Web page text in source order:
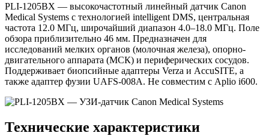
PLI-1205BX — высокочастотный линейный датчик Canon
Medical Systems с технологией intelligent DMS, центральная
частота 12.0 МГц, широчайший диапазон 4.0–18.0 МГц. Поле
обзора приблизительно 46 мм. Предназначен для
исследований мелких органов (молочная железа), опорно-
двигательного аппарата (МСК) и периферических сосудов.
Поддерживает биопсийные адаптеры Verza и AccuSITE, а
также адаптер фузии UAFS-008A. Не совместим с Aplio i600.
Технические характеристики